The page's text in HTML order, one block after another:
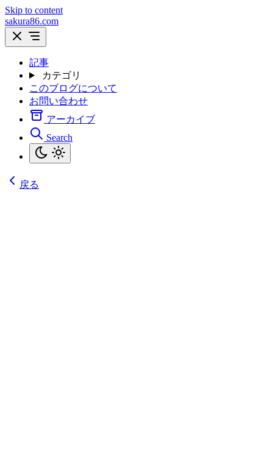
Skip to content
sakura86.com
記事
カテゴリ
このブログについて
お問い合わせ
アーカイブ
Search
戻る